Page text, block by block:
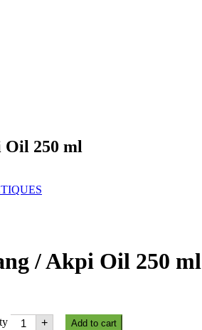
Oil 250 ml
/ Akpi Oil 250 ml
+ Add to cart